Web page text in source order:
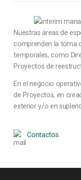
Nuestras áreas de
comprenden la toma
temporales, como
Proyectos de
En el negocio
de Proyectos, en
exterior y/o en
Contactos